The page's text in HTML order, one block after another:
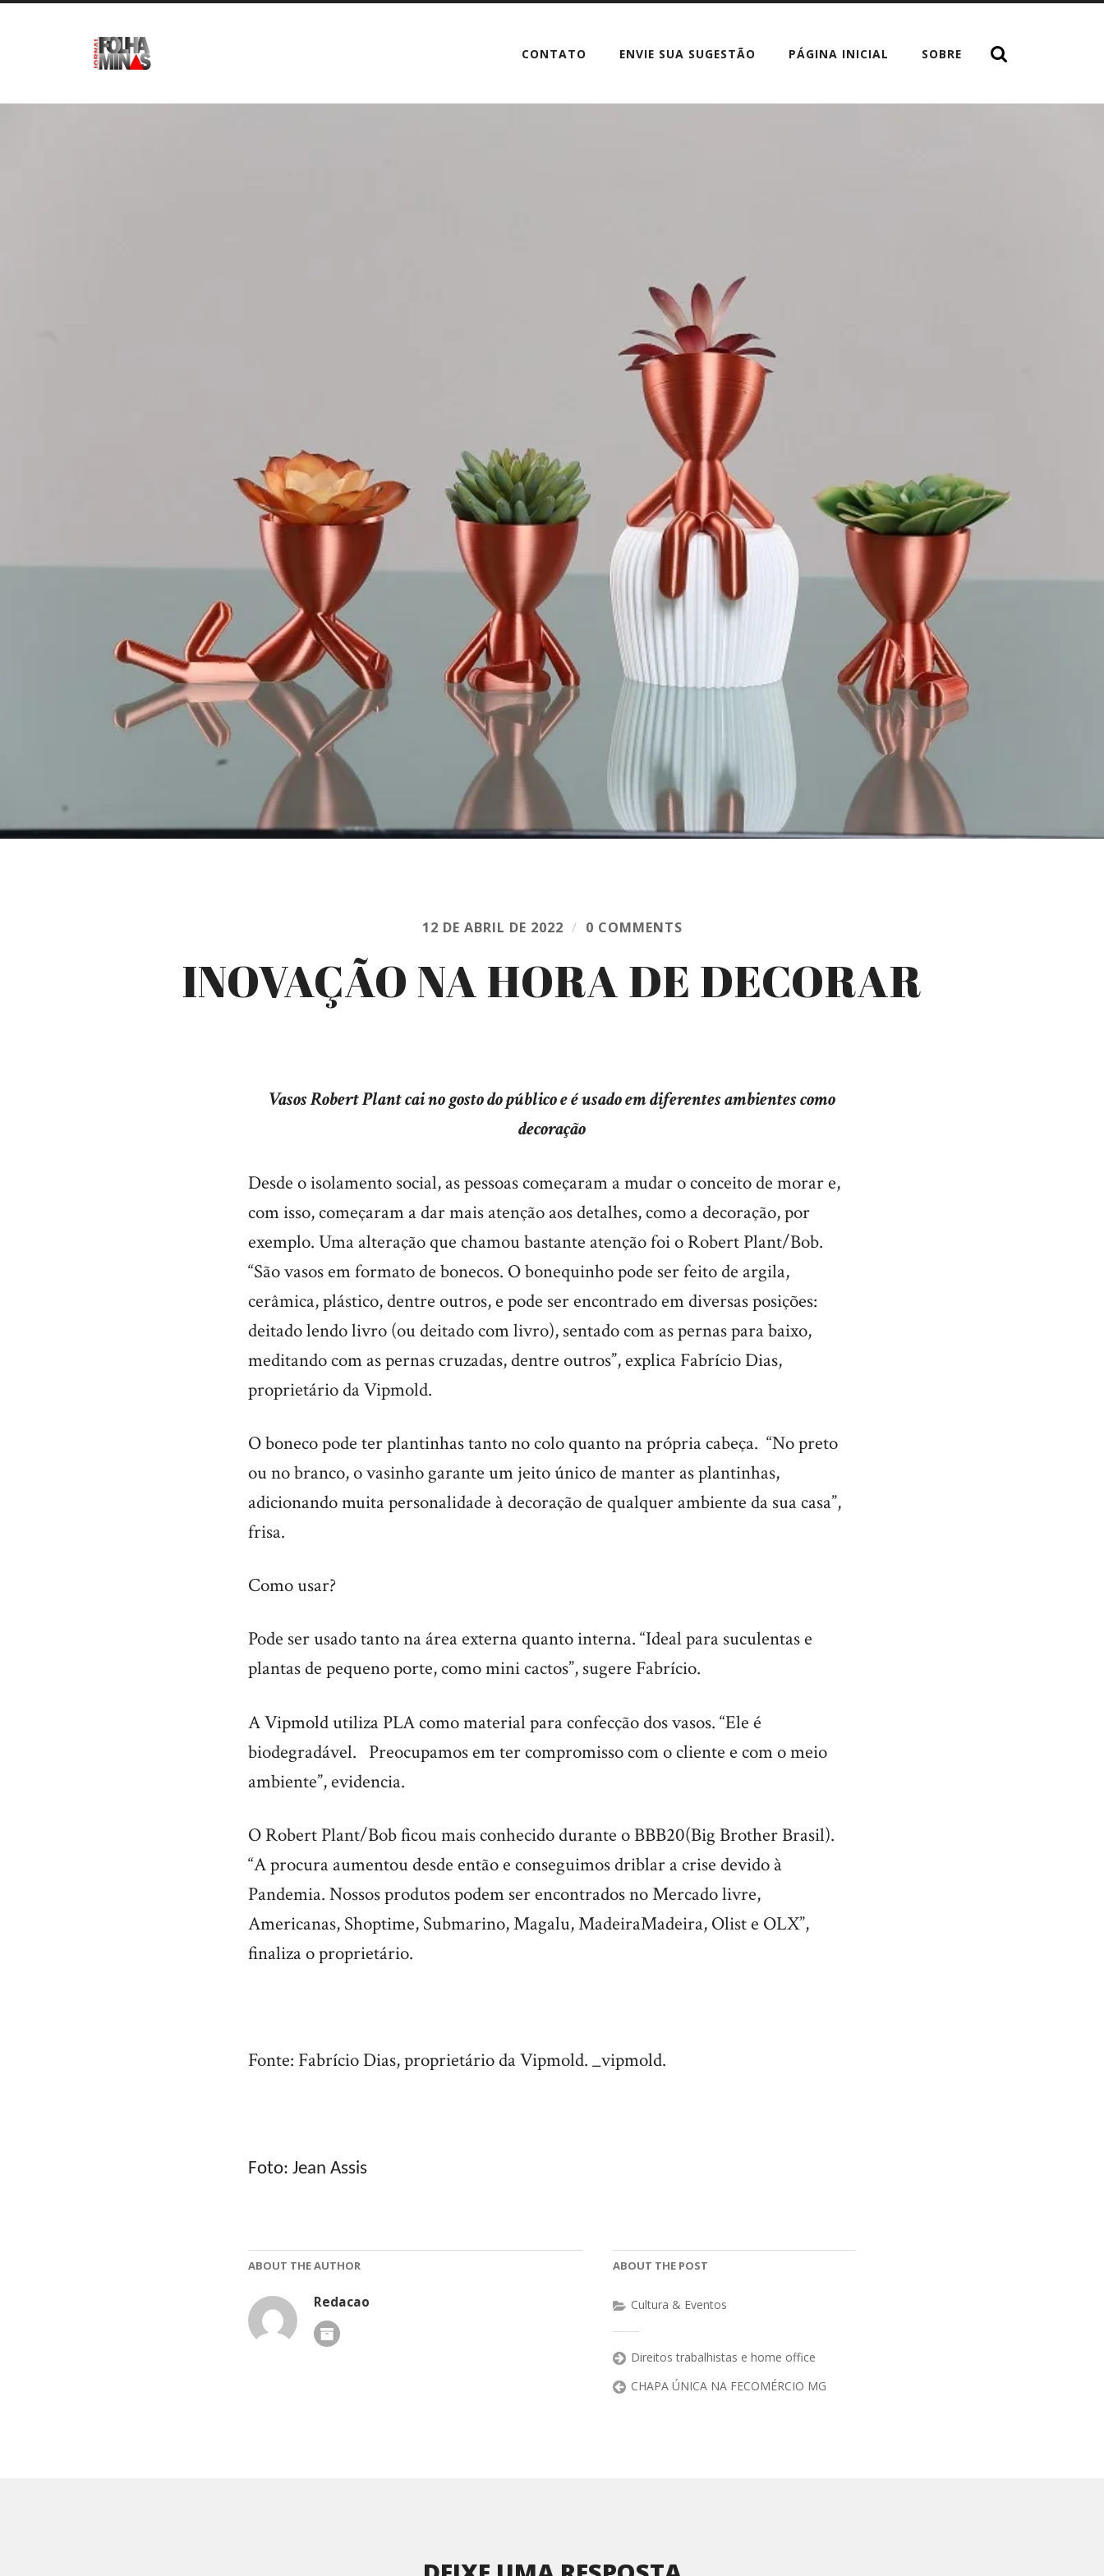
CONTATO ENVIE SUA SUGESTÃO PÁGINA INICIAL SOBRE
12 DE ABRIL DE 2022 / 0 COMMENTS
INOVAÇÃO NA HORA DE DECORAR
Vasos Robert Plant cai no gosto do público e é usado em diferentes ambientes como
decoração
Desde o isolamento social, as pessoas começaram a mudar o conceito de morar e,
com isso, começaram a dar mais atenção aos detalhes, como a decoração, por
exemplo. Uma alteração que chamou bastante atenção foi o Robert Plant/Bob.
“São vasos em formato de bonecos. O bonequinho pode ser feito de argila,
cerâmica, plástico, dentre outros, e pode ser encontrado em diversas posições:
deitado lendo livro (ou deitado com livro), sentado com as pernas para baixo,
meditando com as pernas cruzadas, dentre outros”, explica Fabrício Dias,
proprietário da Vipmold.
O boneco pode ter plantinhas tanto no colo quanto na própria cabeça. “No preto
ou no branco, o vasinho garante um jeito único de manter as plantinhas,
adicionando muita personalidade à decoração de qualquer ambiente da sua casa”,
frisa.
Como usar?
Pode ser usado tanto na área externa quanto interna. “Ideal para suculentas e
plantas de pequeno porte, como mini cactos”, sugere Fabrício.
A Vipmold utiliza PLA como material para confecção dos vasos. “Ele é
biodegradável. Preocupamos em ter compromisso com o cliente e com o meio
ambiente”, evidencia.
O Robert Plant/Bob ficou mais conhecido durante o BBB20(Big Brother Brasil).
“A procura aumentou desde então e conseguimos driblar a crise devido à
Pandemia. Nossos produtos podem ser encontrados no Mercado livre,
Americanas, Shoptime, Submarino, Magalu, MadeiraMadeira, Olist e OLX”,
finaliza o proprietário.
Fonte: Fabrício Dias, proprietário da Vipmold. _vipmold.
Foto: Jean Assis
ABOUT THE AUTHOR
Redacao
ABOUT THE POST
Cultura & Eventos
Direitos trabalhistas e home office
CHAPA ÚNICA NA FECOMÉRCIO MG